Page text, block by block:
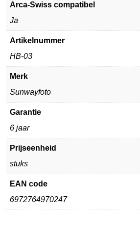
Arca-Swiss compatibel
Ja
Artikelnummer
HB-03
Merk
Sunwayfoto
Garantie
6 jaar
Prijseenheid
stuks
EAN code
6972764970247